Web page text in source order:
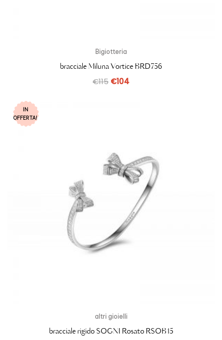
Bigiotteria
bracciale Miluna Vortice BRD756
€115 €104
IN
OFFERTA!
altri gioielli
bracciale rigido SOGNI Rosato RSOB15